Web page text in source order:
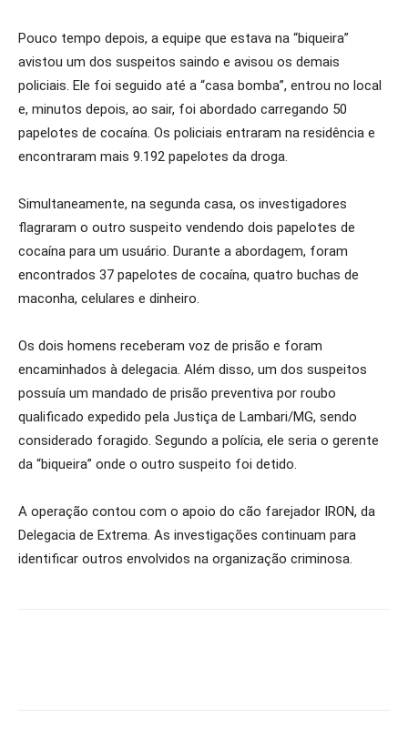
Pouco tempo depois, a equipe que estava na “biqueira”
avistou um dos suspeitos saindo e avisou os demais
policiais. Ele foi seguido até a “casa bomba”, entrou no local
e, minutos depois, ao sair, foi abordado carregando 50
papelotes de cocaína. Os policiais entraram na residência e
encontraram mais 9.192 papelotes da droga.
Simultaneamente, na segunda casa, os investigadores
flagraram o outro suspeito vendendo dois papelotes de
cocaína para um usuário. Durante a abordagem, foram
encontrados 37 papelotes de cocaína, quatro buchas de
maconha, celulares e dinheiro.
Os dois homens receberam voz de prisão e foram
encaminhados à delegacia. Além disso, um dos suspeitos
possuía um mandado de prisão preventiva por roubo
qualificado expedido pela Justiça de Lambari/MG, sendo
considerado foragido. Segundo a polícia, ele seria o gerente
da “biqueira” onde o outro suspeito foi detido.
A operação contou com o apoio do cão farejador IRON, da
Delegacia de Extrema. As investigações continuam para
identificar outros envolvidos na organização criminosa.